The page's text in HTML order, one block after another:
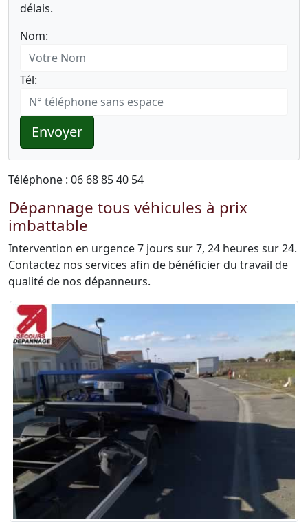
délais.
Nom:
Tél:
Envoyer
Téléphone : 06 68 85 40 54
Dépannage tous véhicules à prix
imbattable
Intervention en urgence 7 jours sur 7, 24 heures sur 24.
Contactez nos services afin de bénéficier du travail de
qualité de nos dépanneurs.